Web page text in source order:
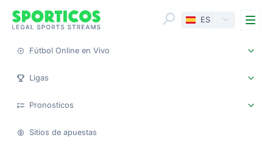
ES
Fútbol Online en Vivo
Ligas
Pronosticos
Sitios de apuestas